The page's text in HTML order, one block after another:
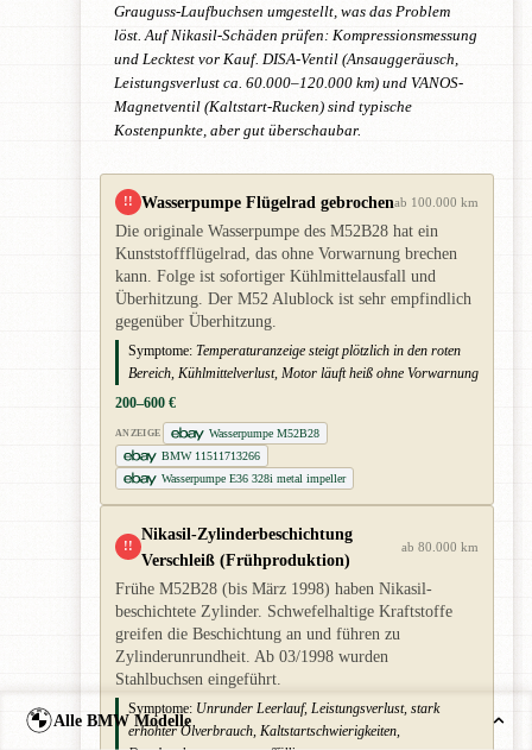
Grauguss-Laufbuchsen umgestellt, was das Problem
löst. Auf Nikasil-Schäden prüfen: Kompressionsmessung
und Lecktest vor Kauf. DISA-Ventil (Ansauggeräusch,
Leistungsverlust ca. 60.000–120.000 km) und VANOS-
Magnetventil (Kaltstart-Rucken) sind typische
Kostenpunkte, aber gut überschaubar.
!! Wasserpumpe Flügelrad gebrochenab 100.000 km
Die originale Wasserpumpe des M52B28 hat ein
Kunststoffflügelrad, das ohne Vorwarnung brechen
kann. Folge ist sofortiger Kühlmittelausfall und
Überhitzung. Der M52 Alublock ist sehr empfindlich
gegenüber Überhitzung.
Symptome: Temperaturanzeige steigt plötzlich in den roten
Bereich, Kühlmittelverlust, Motor läuft heiß ohne Vorwarnung
200–600 €
ANZEIGE
Wasserpumpe M52B28
BMW 11511713266
Wasserpumpe E36 328i metal impeller
!!
Nikasil-Zylinderbeschichtung
Verschleiß (Frühproduktion)
ab 80.000 km
Frühe M52B28 (bis März 1998) haben Nikasil-
beschichtete Zylinder. Schwefelhaltige Kraftstoffe
greifen die Beschichtung an und führen zu
Zylinderunrundheit. Ab 03/1998 wurden
Stahlbuchsen eingeführt.
Symptome: Unrunder Leerlauf, Leistungsverlust, stark
erhöhter Ölverbrauch, Kaltstartschwierigkeiten,
Alle BMW Modelle